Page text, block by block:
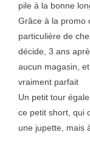
pile à la bonne
Grâce à la promo
particulière de
décide, 3 ans
aucun magasin,
vraiment parfait
Un petit tour
ce petit short, qui
une jupette, mais